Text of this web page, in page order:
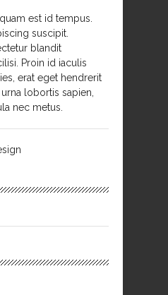
est id tempus.
suscipit.
blandit
Proin id iaculis
erat eget hendrerit
lobortis sapien,
nec metus.